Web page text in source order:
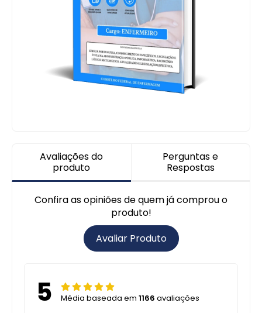
Avaliações do
produto
Perguntas e
Respostas
Confira as opiniões de quem já comprou o
produto!
Avaliar Produto
5 Média baseada em 1166 avaliações